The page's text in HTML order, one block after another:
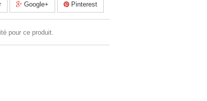
Google+ Pinterest
pour ce produit.